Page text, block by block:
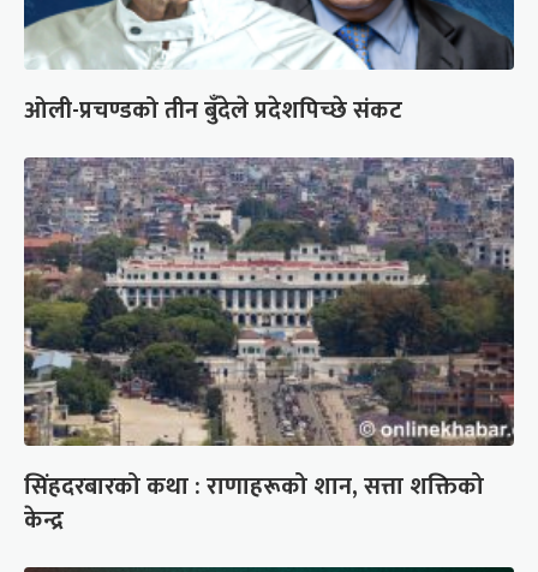
ओली-प्रचण्डको तीन बुँदेले प्रदेशपिच्छे संकट
सिंहदरबारको कथा : राणाहरूको शान, सत्ता शक्तिको
केन्द्र